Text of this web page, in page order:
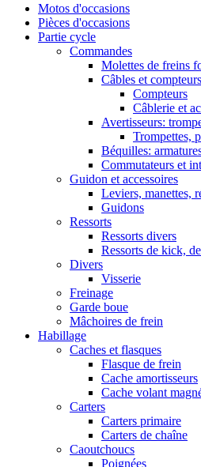
Motos d'occasions
Pièces d'occasions
Partie cycle
Commandes
Molettes de freins
Câbles et compteurs
Compteurs
Câblerie et
Avertisseurs:
Trompettes,
Béquilles:
Commutateurs et
Guidon et accessoires
Leviers, manettes,
Guidons
Ressorts
Ressorts divers
Ressorts de kick,
Divers
Visserie
Freinage
Garde boue
Mâchoires de frein
Habillage
Caches et flasques
Flasque de frein
Cache amortisseurs
Cache volant
Carters
Carters primaire
Carters de chaîne
Caoutchoucs
Poignées